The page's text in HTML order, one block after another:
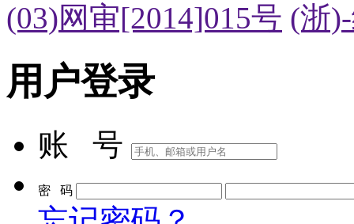
(03)网审[2014]015号 (浙
用户登录
账 号
密 码